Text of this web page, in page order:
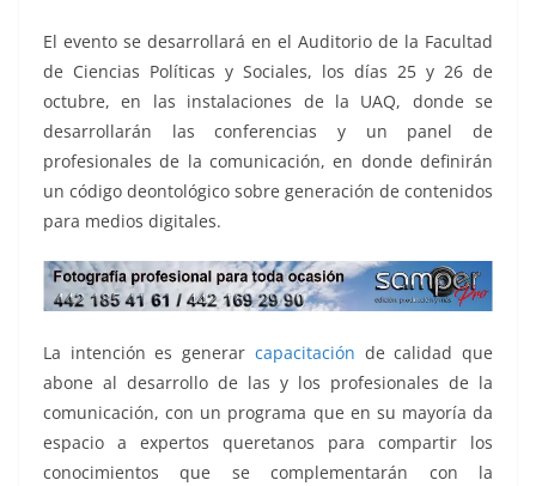
El evento se desarrollará en el Auditorio de la Facultad
de Ciencias Políticas y Sociales, los días 25 y 26 de
octubre, en las instalaciones de la UAQ, donde se
desarrollarán las conferencias y un panel de
profesionales de la comunicación, en donde definirán
un código deontológico sobre generación de contenidos
para medios digitales.
La intención es generar capacitación de calidad que
abone al desarrollo de las y los profesionales de la
comunicación, con un programa que en su mayoría da
espacio a expertos queretanos para compartir los
conocimientos que se complementarán con la